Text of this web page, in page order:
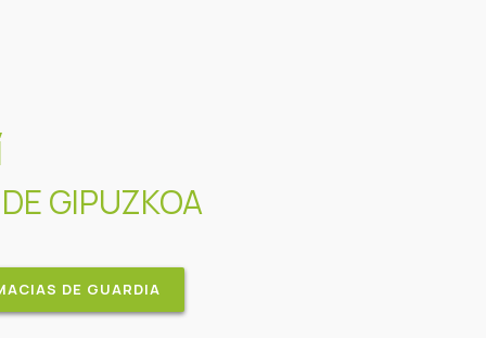
GIPUZKOA
DE GUARDIA